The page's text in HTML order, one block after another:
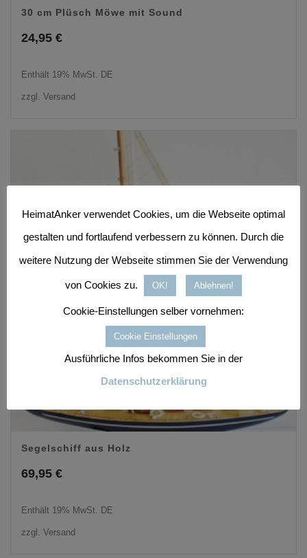
30 cm Plüsch Möwe mit Sound
24,95 €
Enthält 19% MwSt. DE
zzgl. Versand
Segelschiff aus Holz
69,95 €
Enthält 19% MwSt. DE
zzgl. Versand
HeimatAnker verwendet Cookies, um die Webseite optimal
gestalten und fortlaufend verbessern zu können. Durch die
weitere Nutzung der Webseite stimmen Sie der Verwendung
von Cookies zu. OK! Ablehnen!
Cookie-Einstellungen selber vornehmen:
Cookie Einstellungen
Ausführliche Infos bekommen Sie in der
Datenschutzerklärung